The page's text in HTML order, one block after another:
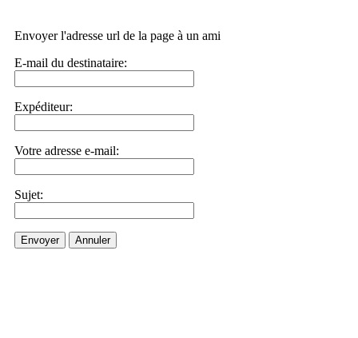
Envoyer l'adresse url de la page à un ami
E-mail du destinataire:
Expéditeur:
Votre adresse e-mail:
Sujet:
Envoyer Annuler